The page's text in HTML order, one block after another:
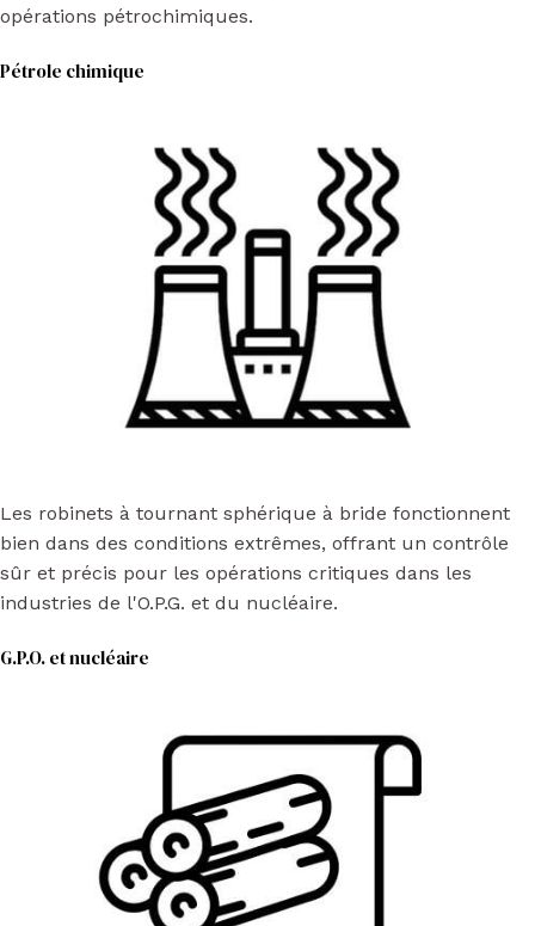
opérations pétrochimiques.
Pétrole chimique
Les robinets à tournant sphérique à bride fonctionnent
bien dans des conditions extrêmes, offrant un contrôle
sûr et précis pour les opérations critiques dans les
industries de l'O.P.G. et du nucléaire.
G.P.O. et nucléaire